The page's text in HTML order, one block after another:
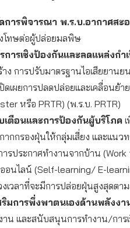
ดการพิจารณา พ.ร.บ.อากาศสะ
โทษต่อผู้ปล่อยมลพิษ
การเชิงป้องกันและลดแหล่งกำ
าง การปรับมาตรฐานไอเสียยาน
ปิดเผยการปลดปล่อยและเคลื่อน
หรือ PRTR) (พ.ร.บ. PRTR)
เตือนและการป้องกันผู้บริโภค
ากกรองฝุ่นให้กลุ่มเสี่ยง และแน
ารประกาศทำงานจากบ้าน (Work
ออนไลน์ (Self-learning/ E-
งเวลาที่จะมีการปล่อยฝุ่นสูงสุดตา
ริมการพึ่งพาตนเองด้านพลังง
าน และสนับสนุนการทำงาน/การ